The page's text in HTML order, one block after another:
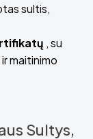
sultis,
, su
maitinimo
Sultys,